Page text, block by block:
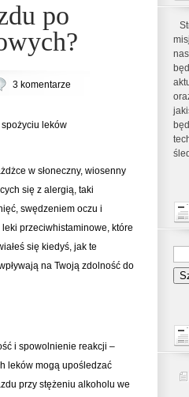
po
3 komentarze
leków
w słoneczny, wiosenny
się z alergią, taki
swędzeniem oczu i
przeciwhistaminowe, które
się kiedyś, jak te
na Twoją zdolność do
i spowolnienie reakcji –
leków mogą upośledzać
przy stężeniu alkoholu we